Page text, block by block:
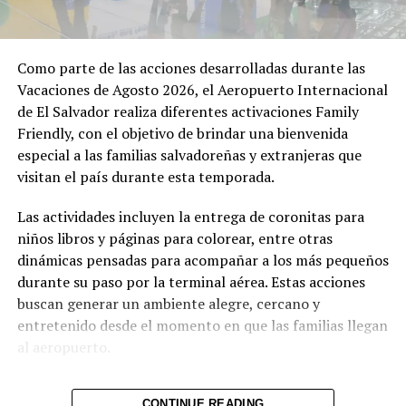
cuentan con una amplia oferta de servicios, entre ellos
la Unidad Médica Aeroportuaria disponible las 24 horas,
servicios Pet Friendly, opciones gastronómicas,
establecimientos comerciales y más de 1,800 espacios de
estacionamiento, complementados con 64 espacios para
recoger pasajeros en la nueva Terminal de Llegadas.
Para facilitar la atención a los viajeros, CEPA mantiene
habilitado el WhatsApp 7070-8312, donde los usuarios
pueden consultar información sobre vuelos, objetos
extraviados, estacionamiento, ubicación de servicios y
resolver dudas antes o durante su paso por el
aeropuerto.
Comparte esto:
Como parte de las acciones desarrolladas durante las
Vacaciones de Agosto 2026, el Aeropuerto Internacional
de El Salvador realiza diferentes activaciones Family
Friendly, con el objetivo de brindar una bienvenida
especial a las familias salvadoreñas y extranjeras que
visitan el país durante esta temporada.
Las actividades incluyen la entrega de coronitas para
niños libros y páginas para colorear, entre otras
dinámicas pensadas para acompañar a los más pequeños
durante su paso por la terminal aérea. Estas acciones
buscan generar un ambiente alegre, cercano y
entretenido desde el momento en que las familias llegan
al aeropuerto.